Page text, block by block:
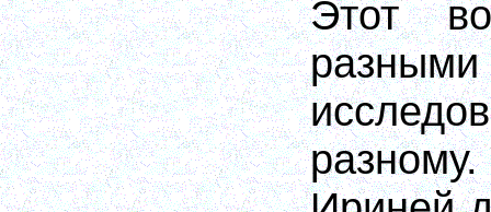
Этот
разными